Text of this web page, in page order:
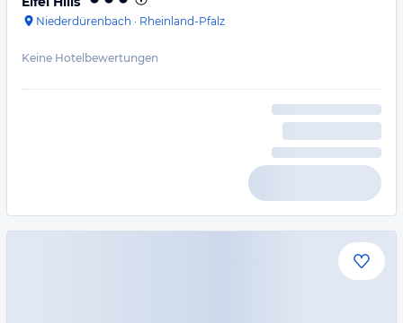
Niederdürenbach · Rheinland-Pfalz
Keine Hotelbewertungen